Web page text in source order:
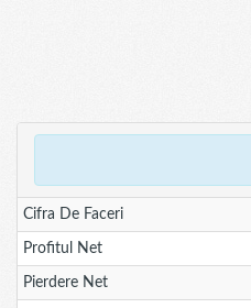
Cifra De Faceri
Profitul Net
Pierdere Net